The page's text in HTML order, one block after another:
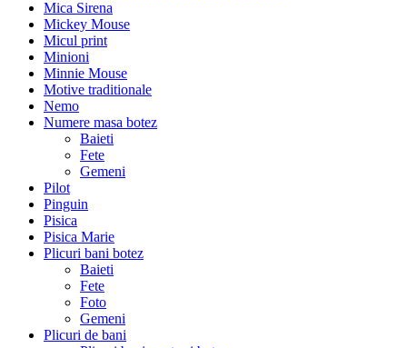
Mica Sirena
Mickey Mouse
Micul print
Minioni
Minnie Mouse
Motive traditionale
Nemo
Numere masa botez
Baieti
Fete
Gemeni
Pilot
Pinguin
Pisica
Pisica Marie
Plicuri bani botez
Baieti
Fete
Foto
Gemeni
Plicuri de bani